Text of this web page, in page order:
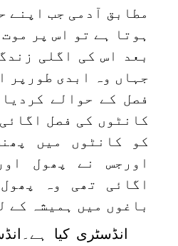
مطابق آدمی جب اپنے
ہوتا ہے تو اس پر
بعد اس کی اگلی
جہاں وہ ابدی طورپر
فصل کے حوالے
کانٹوں کی فصل
کو کانٹوں میں
اورجس نے پھول
اگائی تھی وہ
باغوں میں ہمیشہ کے
انڈسٹری کیا